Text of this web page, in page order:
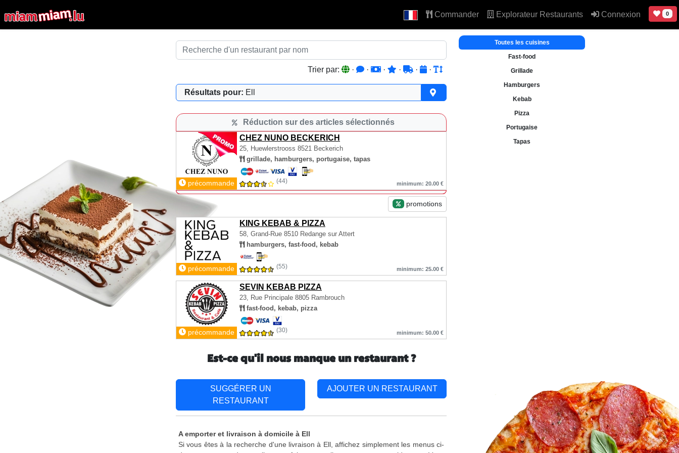
Commander Explorateur Restaurants Connexion 0
Trier par: · · · · · ·
Résultats pour: Ell
Réduction sur des articles sélectionnés
CHEZ NUNO BECKERICH
25, Huewlerstrooss 8521 Beckerich
grillade, hamburgers, portugaise, tapas
précommande (44) minimum: 20.00 €
promotions
KING KEBAB & PIZZA
58, Grand-Rue 8510 Redange sur Attert
hamburgers, fast-food, kebab
précommande (55) minimum: 25.00 €
SEVIN KEBAB PIZZA
23, Rue Principale 8805 Rambrouch
fast-food, kebab, pizza
précommande (30) minimum: 50.00 €
Toutes les cuisines
Fast-food
Grillade
Hamburgers
Kebab
Pizza
Portugaise
Tapas
Est-ce qu'il nous manque un restaurant ?
SUGGÉRER UN
RESTAURANT
AJOUTER UN RESTAURANT
A emporter et livraison à domicile à Ell
Si vous êtes à la recherche d'une livraison à Ell, affichez simplement les menus ci-